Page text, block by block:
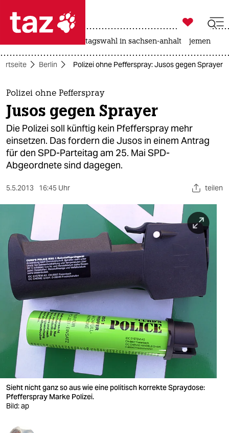
 taz zahl ich
taz zahl ich
themen
politik
öko
gesellschaft
kultur
sport
berlin
nord
wahrheit
verlag
verlag
veranstaltungen
shop
fragen & hilfe
unterstützen

taz zahl ich
landtagswahl in sachsen-anhalt jemen
Berlin Polizei ohne Pefferspray: Jusos gegen Sprayer
Polizei ohne Pefferspray
Jusos gegen Sprayer
Die Polizei soll künftig kein Pfefferspray mehr
einsetzen. Das fordern die Jusos in einem Antrag
für den SPD-Parteitag am 25. Mai SPD-
Abgeordnete sind dagegen.
5.5.2013 16:45 Uhr teilen
Sieht nicht ganz so aus wie eine politisch korrekte Spraydose:
Pfefferspray Marke Polizei.
Bild: ap